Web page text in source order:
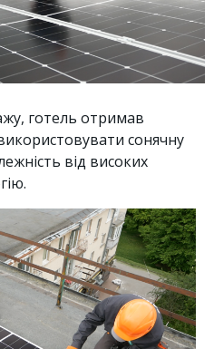
готель отримав
сонячну
від високих